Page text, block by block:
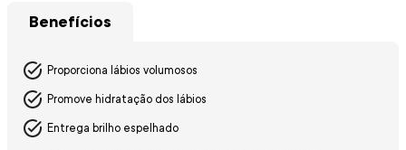
Benefícios
Proporciona lábios volumosos
Promove hidratação dos lábios
Entrega brilho espelhado